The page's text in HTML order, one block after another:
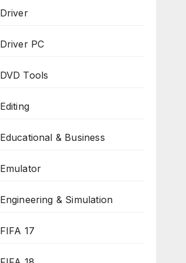
Driver
Driver PC
DVD Tools
Editing
Educational & Business
Emulator
Engineering & Simulation
FIFA 17